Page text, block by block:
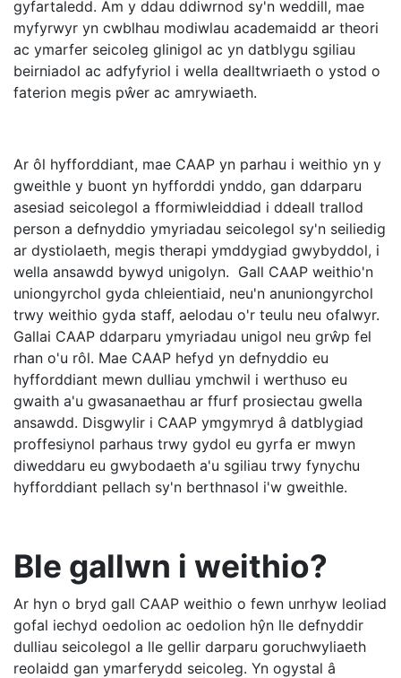
gyfartaledd. Am y ddau ddiwrnod sy'n weddill, mae
myfyrwyr yn cwblhau modiwlau academaidd ar theori
ac ymarfer seicoleg glinigol ac yn datblygu sgiliau
beirniadol ac adfyfyriol i wella dealltwriaeth o ystod o
faterion megis pŵer ac amrywiaeth.
Ar ôl hyfforddiant, mae CAAP yn parhau i weithio yn y
gweithle y buont yn hyfforddi ynddo, gan ddarparu
asesiad seicolegol a fformiwleiddiad i ddeall trallod
person a defnyddio ymyriadau seicolegol sy'n seiliedig
ar dystiolaeth, megis therapi ymddygiad gwybyddol, i
wella ansawdd bywyd unigolyn. Gall CAAP weithio'n
uniongyrchol gyda chleientiaid, neu'n anuniongyrchol
trwy weithio gyda staff, aelodau o'r teulu neu ofalwyr.
Gallai CAAP ddarparu ymyriadau unigol neu grŵp fel
rhan o'u rôl. Mae CAAP hefyd yn defnyddio eu
hyfforddiant mewn dulliau ymchwil i werthuso eu
gwaith a'u gwasanaethau ar ffurf prosiectau gwella
ansawdd. Disgwylir i CAAP ymgymryd â datblygiad
proffesiynol parhaus trwy gydol eu gyrfa er mwyn
diweddaru eu gwybodaeth a'u sgiliau trwy fynychu
hyfforddiant pellach sy'n berthnasol i'w gweithle.
Ble gallwn i weithio?
Ar hyn o bryd gall CAAP weithio o fewn unrhyw leoliad
gofal iechyd oedolion ac oedolion hŷn lle defnyddir
dulliau seicolegol a lle gellir darparu goruchwyliaeth
reolaidd gan ymarferydd seicoleg. Yn ogystal â